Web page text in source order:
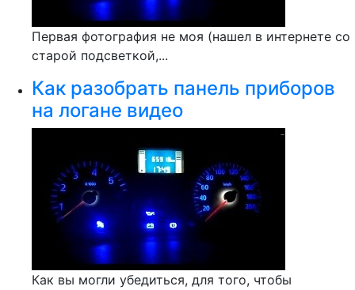
Первая фотография не моя (нашел в интернете со
старой подсветкой,...
Как разобрать панель приборов
на логане видео
Как вы могли убедиться, для того, чтобы